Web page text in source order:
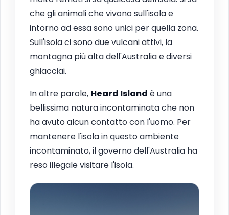
che gli animali che vivono sull'isola e
intorno ad essa sono unici per quella zona.
Sull'isola ci sono due vulcani attivi, la
montagna più alta dell'Australia e diversi
ghiacciai.
In altre parole, Heard Island è una
bellissima natura incontaminata che non
ha avuto alcun contatto con l'uomo. Per
mantenere l'isola in questo ambiente
incontaminato, il governo dell'Australia ha
reso illegale visitare l'isola.